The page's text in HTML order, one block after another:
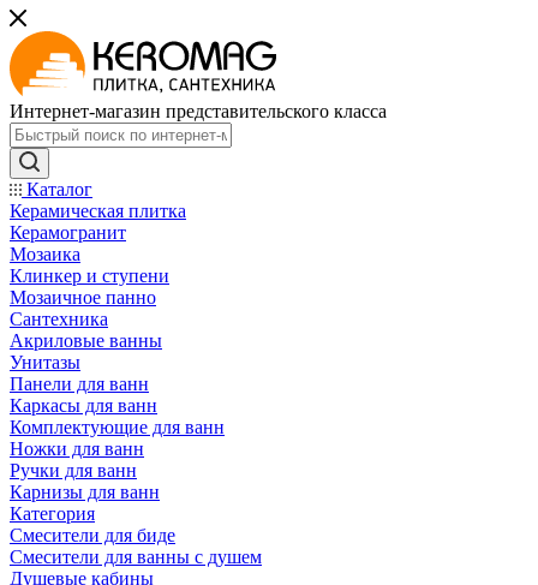
Интернет-магазин представительского класса
Каталог
Керамическая плитка
Керамогранит
Мозаика
Клинкер и ступени
Мозаичное панно
Сантехника
Акриловые ванны
Унитазы
Панели для ванн
Каркасы для ванн
Комплектующие для ванн
Ножки для ванн
Ручки для ванн
Карнизы для ванн
Категория
Смесители для биде
Смесители для ванны с душем
Душевые кабины